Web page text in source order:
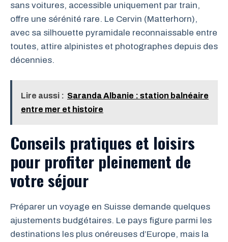
sans voitures, accessible uniquement par train,
offre une sérénité rare. Le Cervin (Matterhorn),
avec sa silhouette pyramidale reconnaissable entre
toutes, attire alpinistes et photographes depuis des
décennies.
Lire aussi : Saranda Albanie : station balnéaire
entre mer et histoire
Conseils pratiques et loisirs
pour profiter pleinement de
votre séjour
Préparer un voyage en Suisse demande quelques
ajustements budgétaires. Le pays figure parmi les
destinations les plus onéreuses d’Europe, mais la